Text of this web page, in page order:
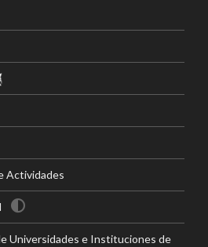
Actividades
Universidades e Instituciones de